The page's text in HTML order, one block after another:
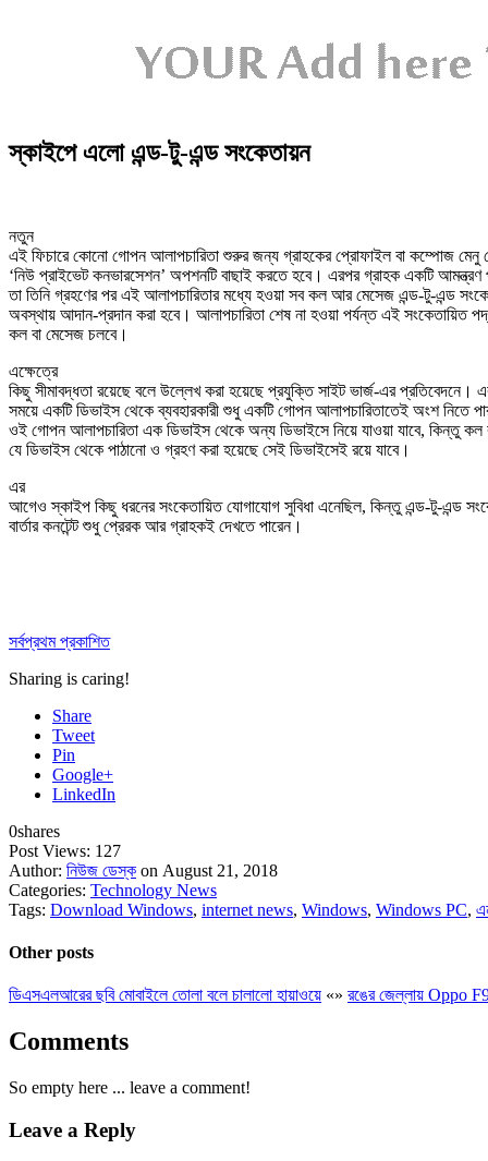
স্কাইপে এলো এন্ড-টু-এন্ড সংকেতায়ন
নতুন
এই ফিচারে কোনো গোপন আলাপচারিতা শুরুর জন্য গ্রাহকের প্রোফাইল বা কম্পোজ মেনু
‘নিউ প্রাইভেট কনভারসেশন’ অপশনটি বাছাই করতে হবে। এরপর গ্রাহক একটি আমন্ত্রণ
তা তিনি গ্রহণের পর এই আলাপচারিতার মধ্যে হওয়া সব কল আর মেসেজ এন্ড-টু-এন্ড
অবস্থায় আদান-প্রদান করা হবে। আলাপচারিতা শেষ না হওয়া পর্যন্ত এই সংকেতায়িত
কল বা মেসেজ চলবে।
এক্ষেত্রে
কিছু সীমাবদ্ধতা রয়েছে বলে উল্লেখ করা হয়েছে প্রযুক্তি সাইট ভার্জ-এর প্রতিবেদনে।
সময়ে একটি ডিভাইস থেকে ব্যবহারকারী শুধু একটি গোপন আলাপচারিতাতেই অংশ নিতে
ওই গোপন আলাপচারিতা এক ডিভাইস থেকে অন্য ডিভাইসে নিয়ে যাওয়া যাবে, কিন্তু কল
যে ডিভাইস থেকে পাঠানো ও গ্রহণ করা হয়েছে সেই ডিভাইসেই রয়ে যাবে।
এর
আগেও স্কাইপ কিছু ধরনের সংকেতায়িত যোগাযোগ সুবিধা এনেছিল, কিন্তু এন্ড-টু-এন্ড
বার্তার কনটেন্ট শুধু প্রেরক আর গ্রাহকই দেখতে পারেন।
সর্বপ্রথম প্রকাশিত
Sharing is caring!
Share
Tweet
Pin
Google+
LinkedIn
0shares
Post Views: 127
Author: নিউজ ডেস্ক on August 21, 2018
Categories: Technology News
Tags: Download Windows, internet news, Windows, Windows PC,
Other posts
ডিএসএলআরের ছবি মোবাইলে তোলা বলে চালালো হায়াওয়ে «» রঙের জেল্লায় Oppo
Comments
So empty here ... leave a comment!
Leave a Reply